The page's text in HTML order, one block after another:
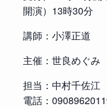
開演）13時30分
講師：小澤正道
主催：世良めぐみ
担当：中村千佐江
電話：